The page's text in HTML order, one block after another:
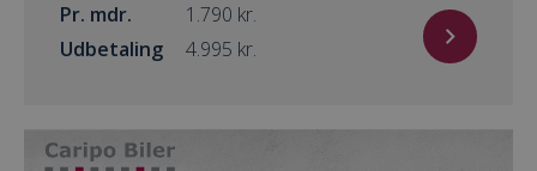
Pr. mdr.
kr.
Udbetaling
kr.